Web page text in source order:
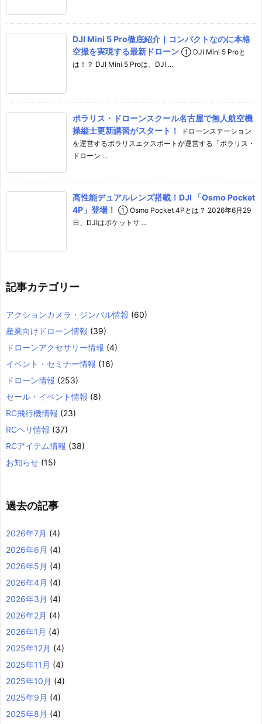
DJI Mini 5 Pro徹底紹介｜コンパクトなのに本格
空撮を実現する最新ドローン ① DJI Mini 5 Proと
は！？ DJI Mini 5 Proは、DJI ...
ポラリス・ドローンスクール名古屋で無人航空機
操縦士更新講習がスタート！
ドローンステーション
を運営するポラリスエクスポートが運営する「ポラリス・
ドローン ...
高性能デュアルレンズ搭載！DJI 「Osmo Pocket
4P」登場！ ① Osmo Pocket 4Pとは？ 2026年6月29
日、DJIはポケットサ ...
記事カテゴリー
アクションカメラ・ジンバル情報 (60)
産業向けドローン情報 (39)
ドローンアクセサリー情報 (4)
イベント・セミナー情報 (16)
ドローン情報 (253)
セール・イベント情報 (8)
RC飛行機情報 (23)
RCヘリ情報 (37)
RCアイテム情報 (38)
お知らせ (15)
過去の記事
2026年7月 (4)
2026年6月 (4)
2026年5月 (4)
2026年4月 (4)
2026年3月 (4)
2026年2月 (4)
2026年1月 (4)
2025年12月 (4)
2025年11月 (4)
2025年10月 (4)
2025年9月 (4)
2025年8月 (4)